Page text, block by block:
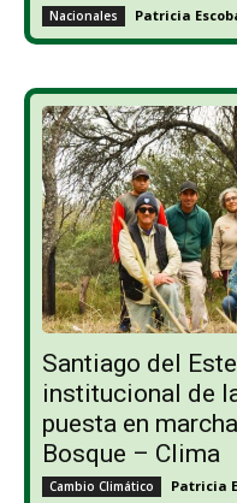
Nacionales Patricia
Santiago del
institucional de
puesta en
Bosque – Clima
Cambio Climático Patricia